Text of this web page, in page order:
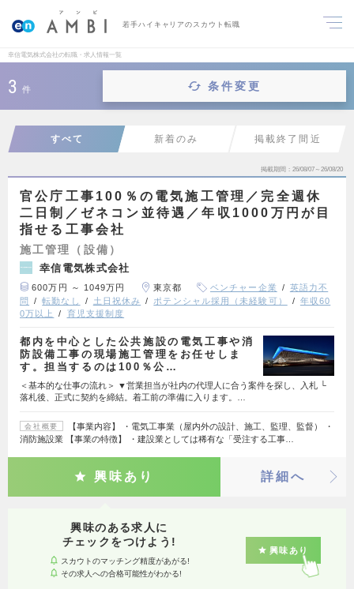
若手ハイキャリアのスカウト転職
幸信電気株式会社の転職・求人情報一覧
3 件 条件変更
すべて 新着のみ 掲載終了間近
掲載期間 26/08/07～26/08/20
官公庁工事100％の電気施工管理／完全週休
二日制／ゼネコン並待遇／年収1000万円が目
指せる工事会社
施工管理（設備）
幸信電気株式会社
600万円 ～ 1049万円 東京都 ベンチャー企業
英語力不
問
転勤なし 土日祝休み ポテンシャル採用（未経験可）
年収60
0万以上
育児支援制度
都内を中心とした公共施設の電気工事や消
防設備工事の現場施工管理をお任せしま
す。担当するのは100％公…
＜基本的な仕事の流れ＞ ▼営業担当が社内の代理人に合う案件を探し、入札 └
落札後、正式に契約を締結。着工前の準備に入ります。…
会社概要
【事業内容】 ・電気工事業（屋内外の設計、施工、監理、監督） ・
消防施設業 【事業の特徴】 ・建設業としては稀有な「受注する工事…
興味あり 詳細へ
興味のある求人に
チェックをつけよう!
スカウトのマッチング精度があがる!
その求人への合格可能性がわかる!
興味あり